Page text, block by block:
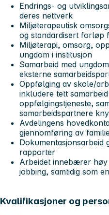
Endrings- og
deres nettverk
Miljøterapeutisk
og standardisert forløp
Miljøterapi, omsorg,
ungdom i institusjon
Samarbeid med
eksterne
Oppfølging av skole/
inkludere tett
oppfølgingstjeneste,
samarbeidspartnere
Avdelingens
gjennomføring av
Dokumentasjonsarbeid
rapporter
Arbeidet innebærer høy
jobbing, samtidig som
Kvalifikasjoner og